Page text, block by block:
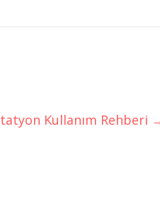
Kullanım Rehberi